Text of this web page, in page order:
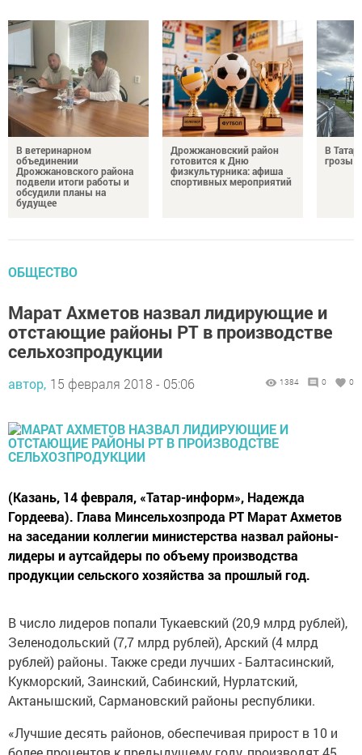
В ветеринарном
объединении
Дрожжановского района
подвели итоги работы и
обсудили планы на
будущее
Дрожжановский район
готовится к Дню
физкультурника: афиша
спортивных мероприятий
В
грозы
ОБЩЕСТВО
Марат Ахметов назвал лидирующие и
отстающие районы РТ в производстве
сельхозпродукции
автор, 15 февраля 2018 - 05:06 1384 0 0
(Казань, 14 февраля, «Татар-информ», Надежда
Гордеева). Глава Минсельхозпрода РТ Марат Ахметов
на заседании коллегии министерства назвал районы-
лидеры и аутсайдеры по объему производства
продукции сельского хозяйства за прошлый год.
В число лидеров попали Тукаевский (20,9 млрд рублей),
Зеленодольский (7,7 млрд рублей), Арский (4 млрд
рублей) районы. Также среди лучших - Балтасинский,
Кукморский, Заинский, Сабинский, Нурлатский,
Актанышский, Сармановский районы республики.
«Лучшие десять районов, обеспечивая прирост в 10 и